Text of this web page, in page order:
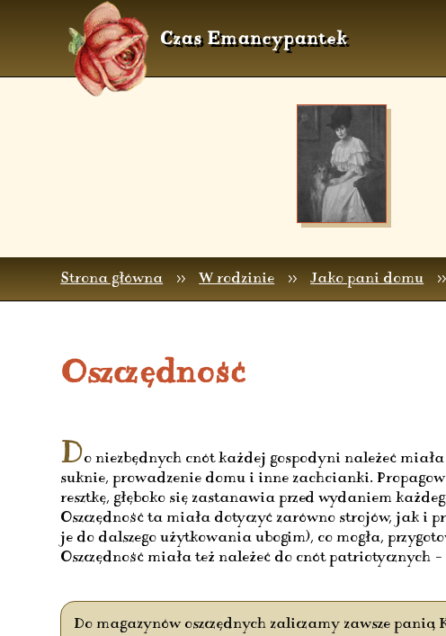
Czas Emancypantek
Strona główna >> W rodzinie >> Jako pani domu >>
Oszczędność
Do niezbędnych cnót każdej gospodyni należeć
suknie, prowadzenie domu i inne zachcianki.
resztkę, głęboko się zastanawia przed wydaniem
Oszczędność ta miała dotyczyć zarówno strojów, jak i
je do dalszego użytkowania ubogim), co mogła,
Oszczędność miała też należeć do cnót patriotycznych
Do magazynów oszczędnych zaliczamy zawsze